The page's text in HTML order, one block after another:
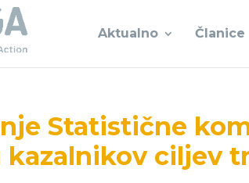
Aktualno Članice
Statistične
ciljev